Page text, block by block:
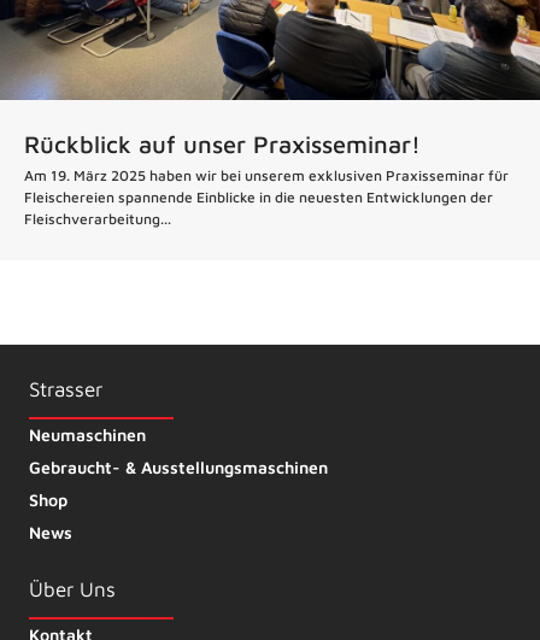
Rückblick auf unser Praxisseminar!
Am 19. März 2025 haben wir bei unserem exklusiven Praxisseminar für
Fleischereien spannende Einblicke in die neuesten Entwicklungen der
Fleischverarbeitung...
Strasser
Neumaschinen
Gebraucht- & Ausstellungsmaschinen
Shop
News
Über Uns
Kontakt